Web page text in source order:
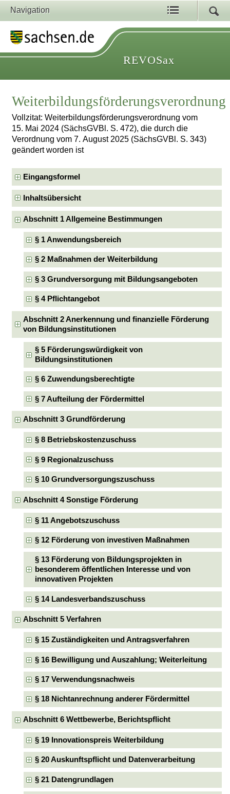
Navigation
REVOSax
Weiterbildungsförderungsverordnung
Vollzitat: Weiterbildungsförderungsverordnung vom
15. Mai 2024 (SächsGVBl. S. 472), die durch die
Verordnung vom 7. August 2025 (SächsGVBl. S. 343)
geändert worden ist
Eingangsformel
Inhaltsübersicht
Abschnitt 1 Allgemeine Bestimmungen
§ 1 Anwendungsbereich
§ 2 Maßnahmen der Weiterbildung
§ 3 Grundversorgung mit Bildungsangeboten
§ 4 Pflichtangebot
Abschnitt 2 Anerkennung und finanzielle Förderung
von Bildungsinstitutionen
§ 5 Förderungswürdigkeit von
Bildungsinstitutionen
§ 6 Zuwendungsberechtigte
§ 7 Aufteilung der Fördermittel
Abschnitt 3 Grundförderung
§ 8 Betriebskostenzuschuss
§ 9 Regionalzuschuss
§ 10 Grundversorgungszuschuss
Abschnitt 4 Sonstige Förderung
§ 11 Angebotszuschuss
§ 12 Förderung von investiven Maßnahmen
§ 13 Förderung von Bildungsprojekten in
besonderem öffentlichen Interesse und von
innovativen Projekten
§ 14 Landesverbandszuschuss
Abschnitt 5 Verfahren
§ 15 Zuständigkeiten und Antragsverfahren
§ 16 Bewilligung und Auszahlung; Weiterleitung
§ 17 Verwendungsnachweis
§ 18 Nichtanrechnung anderer Fördermittel
Abschnitt 6 Wettbewerbe, Berichtspflicht
§ 19 Innovationspreis Weiterbildung
§ 20 Auskunftspflicht und Datenverarbeitung
§ 21 Datengrundlagen